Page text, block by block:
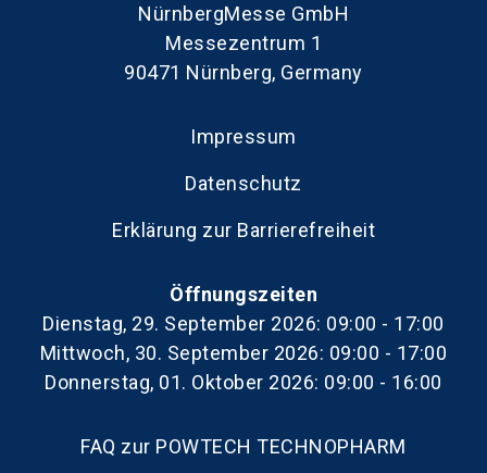
NürnbergMesse GmbH
Messezentrum 1
90471 Nürnberg, Germany
Impressum
Datenschutz
Erklärung zur Barrierefreiheit
Öffnungszeiten
Dienstag, 29. September 2026: 09:00 - 17:00
Mittwoch, 30. September 2026: 09:00 - 17:00
Donnerstag, 01. Oktober 2026: 09:00 - 16:00
FAQ zur POWTECH TECHNOPHARM